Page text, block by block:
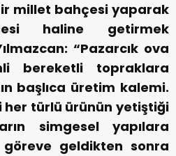
millet bahçesi yaparak
haline getirmek
“Pazarcık ova
bereketli topraklara
başlıca üretim kalemi.
her türlü ürünün yetiştiği
simgesel yapılara
geldikten sonra